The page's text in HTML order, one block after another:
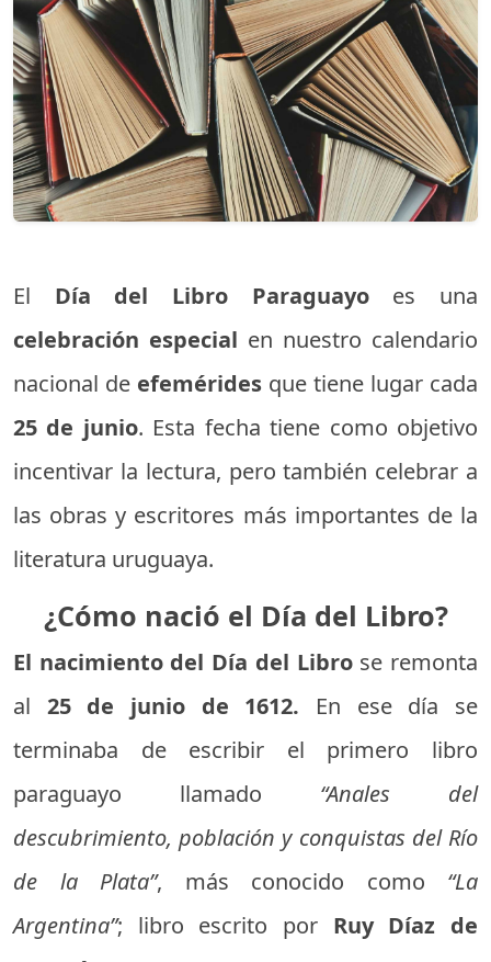
El Día del Libro Paraguayoes una
celebración especial en nuestro calendario
nacional de efemérides que tiene lugar cada
25 de junio. Esta fecha tiene como objetivo
incentivar la lectura, pero también celebrar a
las obras y escritores más importantes de la
literatura uruguaya.
¿Cómo nació el Día del Libro?
El nacimiento del Día del Libro se remonta
al 25 de junio de 1612. En ese día se
terminaba de escribir el primero libro
paraguayo llamado “Anales del
descubrimiento, población y conquistas del Río
de la Plata”, más conocido como “La
Argentina”; libro escrito por Ruy Díaz de